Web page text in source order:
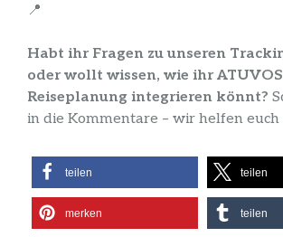
📍
Habt ihr Fragen zu unseren
oder wollt wissen, wie ihr
Reiseplanung integrieren könnt?
in die Kommentare – wir helfen euch
teilen teilen
merken teilen